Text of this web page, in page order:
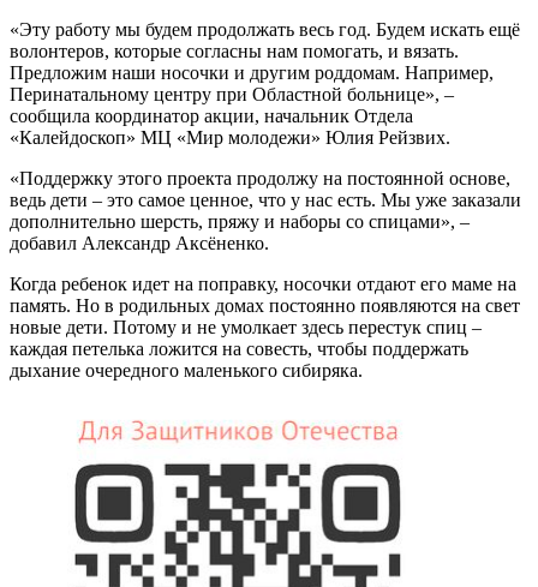
«Эту работу мы будем продолжать весь год. Будем искать ещё
волонтеров, которые согласны нам помогать, и вязать.
Предложим наши носочки и другим роддомам. Например,
Перинатальному центру при Областной больнице», –
сообщила координатор акции, начальник Отдела
«Калейдоскоп» МЦ «Мир молодежи» Юлия Рейзвих.
«Поддержку этого проекта продолжу на постоянной основе,
ведь дети – это самое ценное, что у нас есть. Мы уже заказали
дополнительно шерсть, пряжу и наборы со спицами», –
добавил Александр Аксёненко.
Когда ребенок идет на поправку, носочки отдают его маме на
память. Но в родильных домах постоянно появляются на свет
новые дети. Потому и не умолкает здесь перестук спиц –
каждая петелька ложится на совесть, чтобы поддержать
дыхание очередного маленького сибиряка.